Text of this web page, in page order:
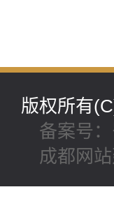
版权所有
备案号
成都网